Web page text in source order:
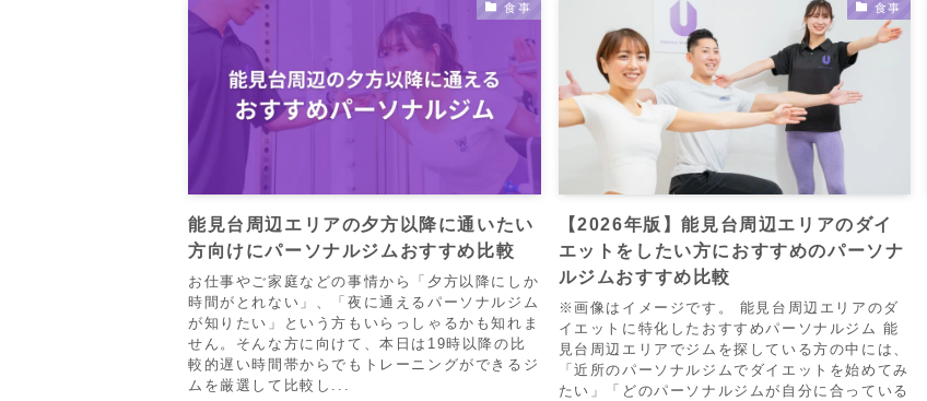
食事
能見台周辺エリアの夕方以降に通いたい
方向けにパーソナルジムおすすめ比較
お仕事やご家庭などの事情から「夕方以降にしか
時間がとれない」、「夜に通えるパーソナルジム
が知りたい」という方もいらっしゃるかも知れま
せん。そんな方に向けて、本日は19時以降の比
較的遅い時間帯からでもトレーニングができるジ
ムを厳選して比較し...
食事
【2026年版】能見台周辺エリアのダイ
エットをしたい方におすすめのパーソナ
ルジムおすすめ比較
※画像はイメージです。 能見台周辺エリアのダ
イエットに特化したおすすめパーソナルジム 能
見台周辺エリアでジムを探している方の中には、
「近所のパーソナルジムでダイエットを始めてみ
たい」「どのパーソナルジムが自分に合っている